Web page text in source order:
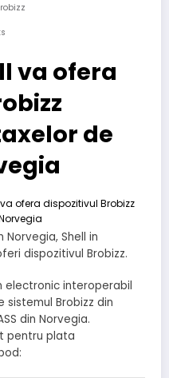
va ofera
de
Shell in
dispozitivul Brobizz.
electronic interoperabil
Brobizz din
din Norvegia.
pentru plata